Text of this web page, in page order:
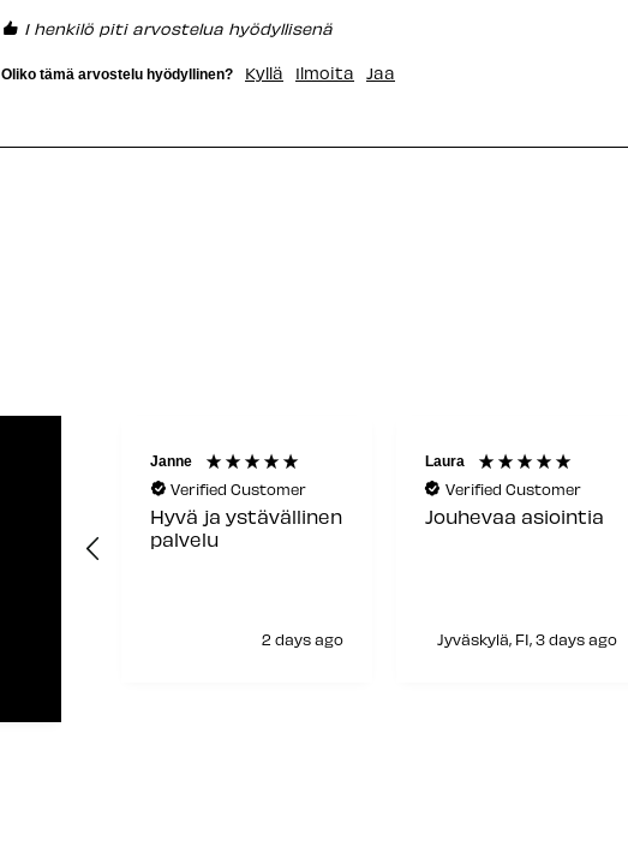
1 henkilö piti arvostelua hyödyllisenä
Oliko tämä arvostelu hyödyllinen? Kyllä Ilmoita Jaa
Janne
Verified Customer
Hyvä ja ystävällinen
palvelu
2 days ago
Laura
Verified Customer
Jouhevaa asiointia
Jyväskylä, FI, 3 days ago